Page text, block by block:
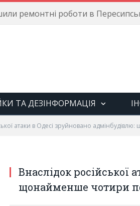
ТА ДЕЗІНФОРМАЦІЯ
атаки в Одесі зруйновано
Внаслідок російської
щонайменше чотири